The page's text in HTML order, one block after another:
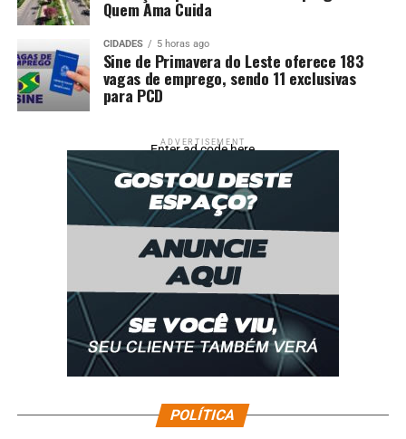
Quem Ama Cuida
CIDADES 5 horas ago
Sine de Primavera do Leste oferece 183
vagas de emprego, sendo 11 exclusivas
para PCD
ADVERTISEMENT
Enter ad code here
POLÍTICA